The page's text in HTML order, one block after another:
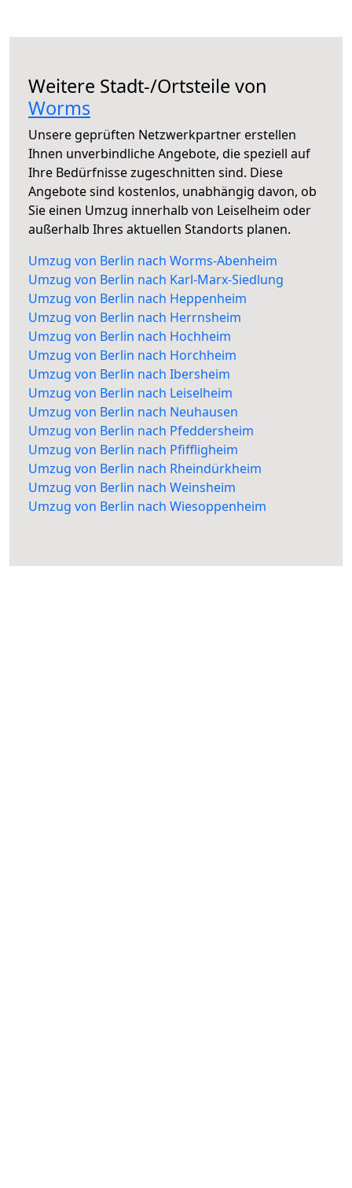
Weitere Stadt-/Ortsteile von
Worms
Unsere geprüften Netzwerkpartner erstellen
Ihnen unverbindliche Angebote, die speziell auf
Ihre Bedürfnisse zugeschnitten sind. Diese
Angebote sind kostenlos, unabhängig davon, ob
Sie einen Umzug innerhalb von Leiselheim oder
außerhalb Ihres aktuellen Standorts planen.
Umzug von Berlin nach Worms-Abenheim
Umzug von Berlin nach Karl-Marx-Siedlung
Umzug von Berlin nach Heppenheim
Umzug von Berlin nach Herrnsheim
Umzug von Berlin nach Hochheim
Umzug von Berlin nach Horchheim
Umzug von Berlin nach Ibersheim
Umzug von Berlin nach Leiselheim
Umzug von Berlin nach Neuhausen
Umzug von Berlin nach Pfeddersheim
Umzug von Berlin nach Pfiffligheim
Umzug von Berlin nach Rheindürkheim
Umzug von Berlin nach Weinsheim
Umzug von Berlin nach Wiesoppenheim